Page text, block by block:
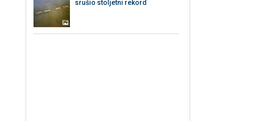
srušio stoljetni rekord